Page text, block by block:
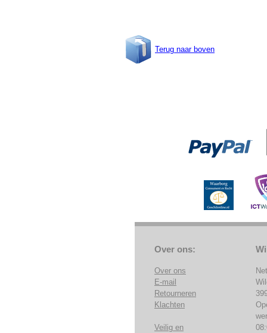
Terug naar boven
Over ons:
Over ons
E-mail
Retourneren
Klachten
Veilig en